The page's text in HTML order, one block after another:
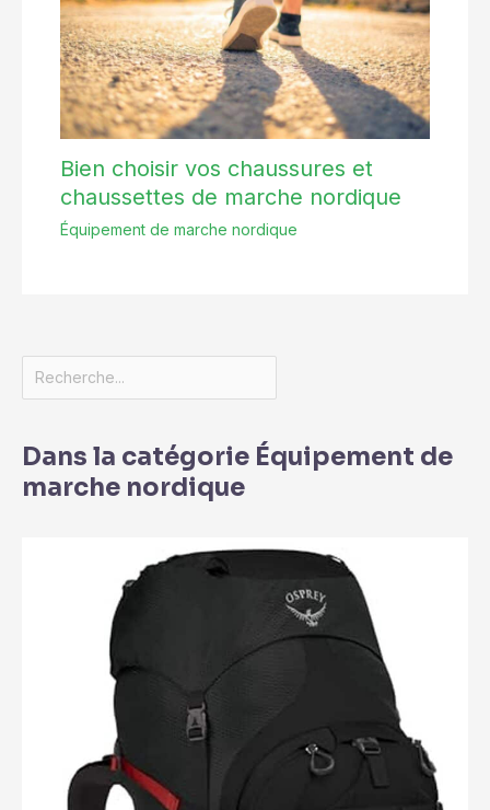
Bien choisir vos chaussures et
chaussettes de marche nordique
Équipement de marche nordique
Dans la catégorie Équipement de
marche nordique